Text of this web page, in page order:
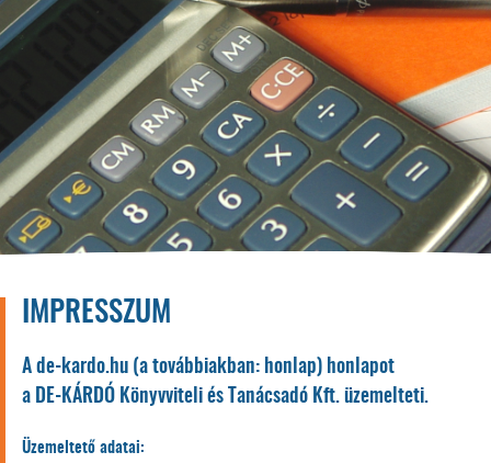
IMPRESSZUM
A de-kardo.hu (a továbbiakban: honlap) honlapot
a DE-KÁRDÓ Könyvviteli és Tanácsadó Kft. üzemelteti.
Üzemeltető adatai: